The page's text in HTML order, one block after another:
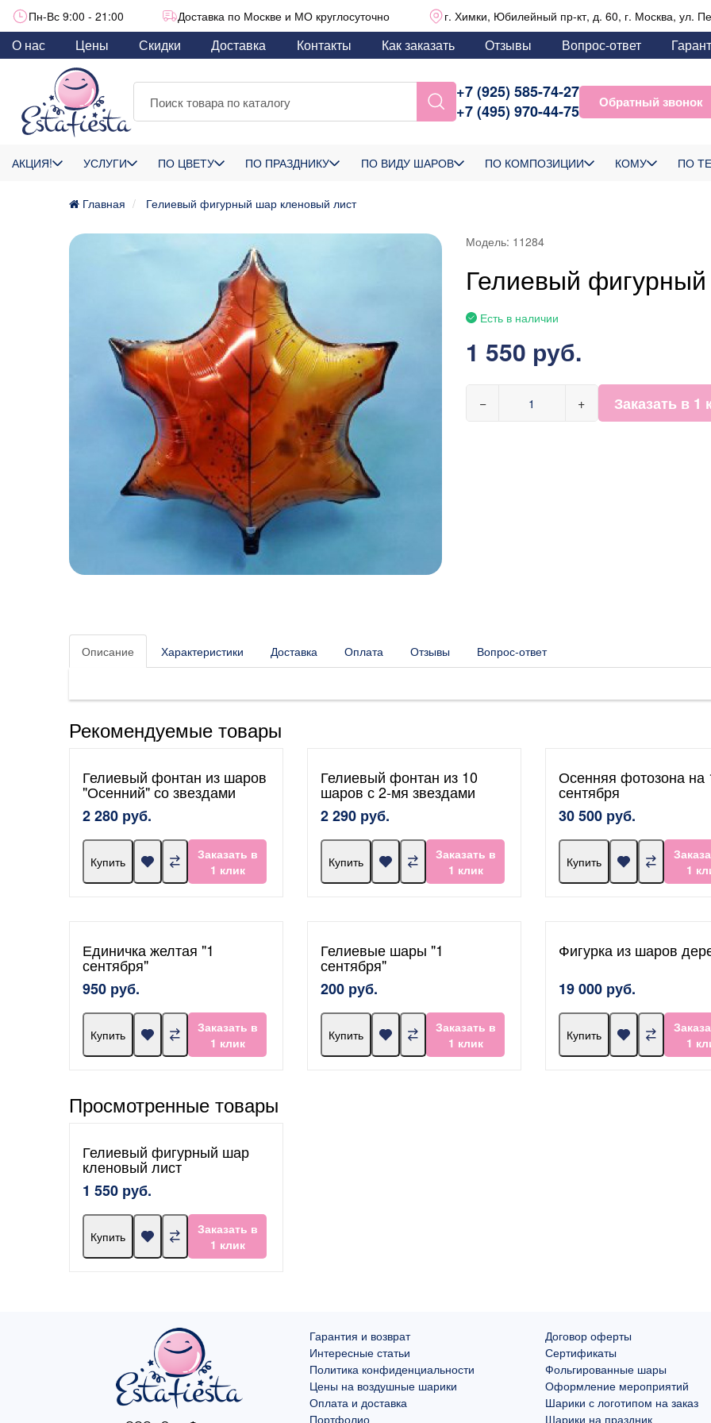
Пн-Вс 9:00 - 21:00 Доставка по Москве и МО круглосуточно г. Химки, Юбилейный пр-кт, д. 60, г. Москва, ул.
О нас Цены Скидки Доставка Контакты Как заказать Отзывы Вопрос-ответ
+7 (925) 585-74-27
+7 (495) 970-44-75
Обратный звонок
АКЦИЯ! УСЛУГИ ПО ЦВЕТУ ПО ПРАЗДНИКУ ПО ВИДУ ШАРОВ ПО КОМПОЗИЦИИ КОМУ ПО
Главная Гелиевый фигурный шар кленовый лист
Модель: 11284
Гелиевый
Есть в наличии
1 550 руб.
− + Заказать в 1
Описание Характеристики Доставка Оплата Отзывы Вопрос-ответ
Рекомендуемые товары
Гелиевый фонтан из шаров
"Осенний" со звездами
2 280 руб.
Купить
Заказать в
1 клик
Гелиевый фонтан из 10
шаров с 2-мя звездами
2 290 руб.
Купить
Заказать в
1 клик
Осенняя фотозона на
сентября
30 500 руб.
Купить
1
Единичка желтая "1
сентября"
950 руб.
Купить
Заказать в
1 клик
Гелиевые шары "1
сентября"
200 руб.
Купить
Заказать в
1 клик
Фигурка из шаров
19 000 руб.
Купить
1
Просмотренные товары
Гелиевый фигурный шар
кленовый лист
1 550 руб.
Купить
Заказать в
1 клик
Гарантия и возврат
Интересные статьи
Политика конфиденциальности
Цены на воздушные шарики
Оплата и доставка
Портфолио
Договор оферты
Сертификаты
Фольгированные шары
Оформление мероприятий
Шарики с логотипом на заказ
Шарики на праздник